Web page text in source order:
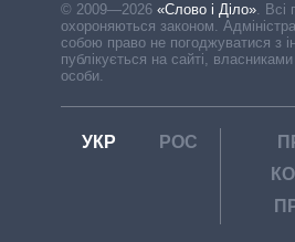
© 2009—2026 «Слово і Діло». Всі
охороняються законом.
собою право не погоджуватися з
публікується на сайті, власниками
особи.
УКР РОС